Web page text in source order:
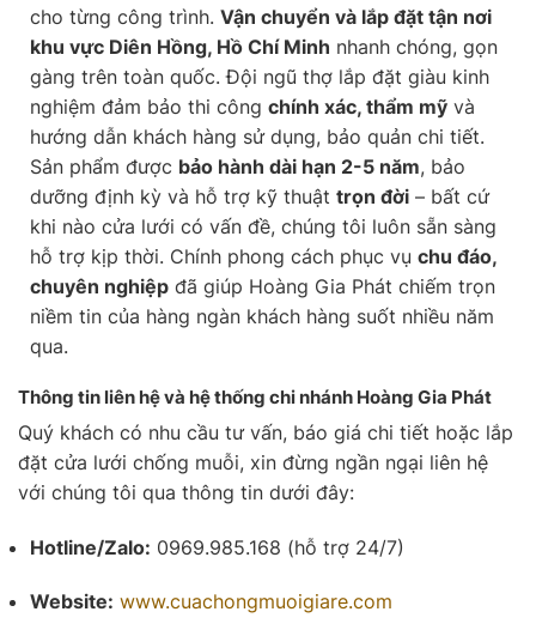
cho từng công trình. Vận chuyển và lắp đặt tận nơi
khu vực Diên Hồng, Hồ Chí Minh nhanh chóng, gọn
gàng trên toàn quốc. Đội ngũ thợ lắp đặt giàu kinh
nghiệm đảm bảo thi công chính xác, thẩm mỹ và
hướng dẫn khách hàng sử dụng, bảo quản chi tiết.
Sản phẩm được bảo hành dài hạn 2-5 năm, bảo
dưỡng định kỳ và hỗ trợ kỹ thuật trọn đời – bất cứ
khi nào cửa lưới có vấn đề, chúng tôi luôn sẵn sàng
hỗ trợ kịp thời. Chính phong cách phục vụ chu đáo,
chuyên nghiệp đã giúp Hoàng Gia Phát chiếm trọn
niềm tin của hàng ngàn khách hàng suốt nhiều năm
qua.
Thông tin liên hệ và hệ thống chi nhánh Hoàng Gia Phát
Quý khách có nhu cầu tư vấn, báo giá chi tiết hoặc lắp
đặt cửa lưới chống muỗi, xin đừng ngần ngại liên hệ
với chúng tôi qua thông tin dưới đây:
Hotline/Zalo: 0969.985.168 (hỗ trợ 24/7)
Website: www.cuachongmuoigiare.com